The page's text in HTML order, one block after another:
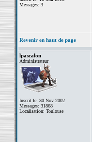
Messages: 3
Revenir en haut de page
lpascalon
Administrateur
Inscrit le: 30 Nov 2002
Messages: 31868
Localisation: Toulouse